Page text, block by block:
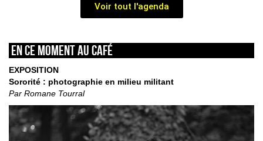
Voir tout l'agenda
En ce moment au café
EXPOSITION
Sororité : photographie en milieu militant
Par Romane Tourral